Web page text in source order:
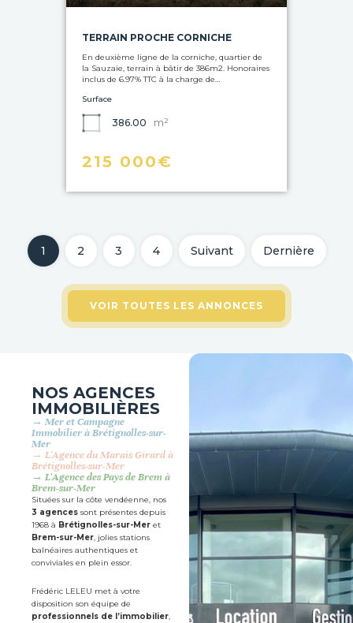
TERRAIN PROCHE CORNICHE
En deuxième ligne de la corniche, quartier de
la Sauzaie, terrain à bâtir de 386m2. Honoraires
inclus de 6.97% TTC à la charge de…
Surface
386.00 m²
215 000€
1 2 3 4 Suivant Dernière
VOIR TOUTES LES ANNONCES
NOS AGENCES
IMMOBILIÈRES
→ Mer et Campagne
Immobilier à Brétignolles-sur-
Mer
→ L'Agence du Marais Girard à
Brétignolles-sur-Mer
→ L'Agence des Pays de Brem à
Brem-sur-Mer
Situées sur la côte vendéenne, nos
3 agences sont présentes depuis
1968 à Brétignolles-sur-Mer et
Brem-sur-Mer, jolies stations
balnéaires authentiques et
conviviales en plein essor.
Frédéric LELEU met à votre
disposition son équipe de
professionnels de l’immobilier,